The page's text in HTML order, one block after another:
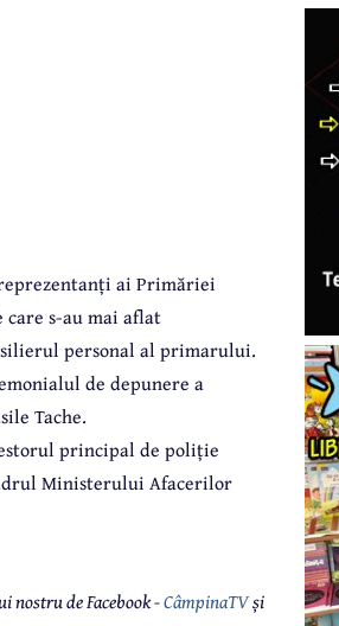
ai Primăriei
s-au mai aflat
personal al primarului.
de depunere a
Tache.
principal de poliție
Ministerului Afacerilor
nostru de Facebook -CâmpinaTVși